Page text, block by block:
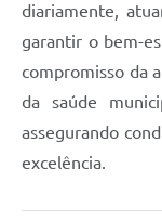
diariamente,
garantir o bem-
compromisso da
da saúde
assegurando
excelência.